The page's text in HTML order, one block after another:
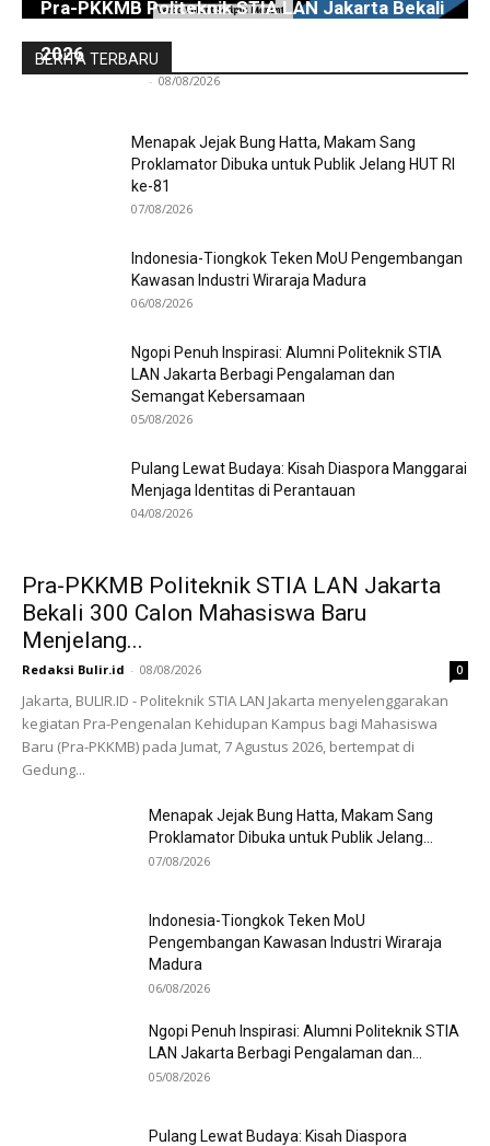
BERITA TERBARU
Pra-PKKMB Politeknik STIA LAN Jakarta Bekali
2026
- 08/08/2026
Menapak Jejak Bung Hatta, Makam Sang
Proklamator Dibuka untuk Publik Jelang HUT RI
ke-81
07/08/2026
Indonesia-Tiongkok Teken MoU Pengembangan
Kawasan Industri Wiraraja Madura
06/08/2026
Ngopi Penuh Inspirasi: Alumni Politeknik STIA
LAN Jakarta Berbagi Pengalaman dan
Semangat Kebersamaan
05/08/2026
Pulang Lewat Budaya: Kisah Diaspora Manggarai
Menjaga Identitas di Perantauan
04/08/2026
Pra-PKKMB Politeknik STIA LAN Jakarta
Bekali 300 Calon Mahasiswa Baru
Menjelang...
Redaksi Bulir.id - 08/08/2026 0
Jakarta, BULIR.ID - Politeknik STIA LAN Jakarta menyelenggarakan
kegiatan Pra-Pengenalan Kehidupan Kampus bagi Mahasiswa
Baru (Pra-PKKMB) pada Jumat, 7 Agustus 2026, bertempat di
Gedung...
Menapak Jejak Bung Hatta, Makam Sang
Proklamator Dibuka untuk Publik Jelang...
07/08/2026
Indonesia-Tiongkok Teken MoU
Pengembangan Kawasan Industri Wiraraja
Madura
06/08/2026
Ngopi Penuh Inspirasi: Alumni Politeknik STIA
LAN Jakarta Berbagi Pengalaman dan...
05/08/2026
Pulang Lewat Budaya: Kisah Diaspora